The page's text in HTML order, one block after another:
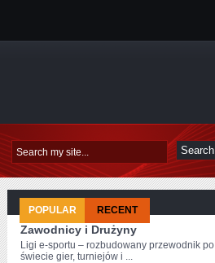
POPULAR RECENT
Zawodnicy i Drużyny
Ligi e-sportu – rozbudowany przewodnik po
świecie gier, turniejów i ...